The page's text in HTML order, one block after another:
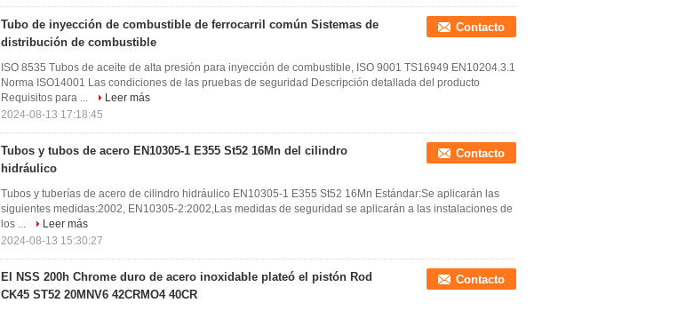
Tubo de inyección de combustible de ferrocarril común Sistemas de
distribución de combustible
Contacto
ISO 8535 Tubos de aceite de alta presión para inyección de combustible, ISO 9001 TS16949 EN10204.3.1
Norma ISO14001 Las condiciones de las pruebas de seguridad Descripción detallada del producto
Requisitos para ...
Leer más
2024-08-13 17:18:45
Tubos y tubos de acero EN10305-1 E355 St52 16Mn del cilindro
hidráulico
Contacto
Tubos y tuberías de acero de cilindro hidráulico EN10305-1 E355 St52 16Mn Estándar:Se aplicarán las
siguientes medidas:2002, EN10305-2:2002,Las medidas de seguridad se aplicarán a las instalaciones de
los ...
Leer más
2024-08-13 15:30:27
El NSS 200h Chrome duro de acero inoxidable plateó el pistón Rod
CK45 ST52 20MNV6 42CRMO4 40CR
Contacto